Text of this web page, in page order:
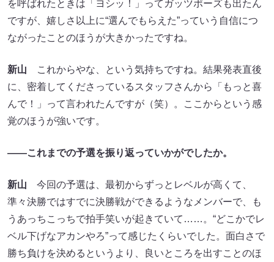
を呼ばれたときは「ヨシッ！」ってガッツポーズも出たん
ですが、嬉しさ以上に“選んでもらえた”っていう自信につ
ながったことのほうが大きかったですね。
新山 これからやな、という気持ちですね。結果発表直後
に、密着してくださっているスタッフさんから「もっと喜
んで！」って言われたんですが（笑）。ここからという感
覚のほうが強いです。
――これまでの予選を振り返っていかがでしたか。
新山 今回の予選は、最初からずっとレベルが高くて、
準々決勝ではすでに決勝戦ができるようなメンバーで、も
うあっちこっちで拍手笑いが起きていて……。“どこかでレ
ベル下げなアカンやろ”って感じたくらいでした。面白さで
勝ち負けを決めるというより、良いところを出すことのほ